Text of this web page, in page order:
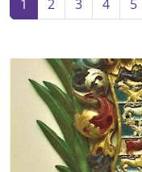
1 2 3 4 5